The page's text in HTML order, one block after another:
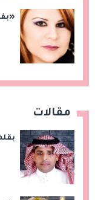
مقالات